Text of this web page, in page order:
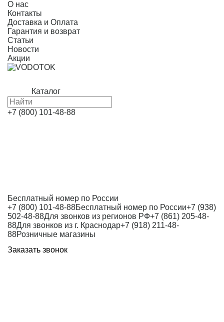
О нас
Контакты
Доставка и Оплата
Гарантия и возврат
Статьи
Новости
Акции
Каталог
+7 (800) 101-48-88
Бесплатный номер по России
+7 (800) 101-48-88Бесплатный номер по России+7 (938)
502-48-88Для звонков из регионов РФ+7 (861) 205-48-
88Для звонков из г. Краснодар+7 (918) 211-48-
88Розничные магазины
Заказать звонок